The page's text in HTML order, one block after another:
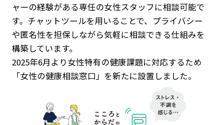
ャーの経験がある専任の女性スタッフに相談可能で
す。チャットツールを用いることで、プライバシー
や匿名性を担保しながら気軽に相談できる仕組みを
構築しています。
2025年6月より女性特有の健康課題に対応するため
「女性の健康相談窓口」を新たに設置しました。